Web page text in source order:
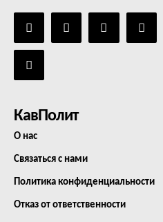
КавПолит
О нас
Связаться с нами
Политика конфиденциальности
Отказ от ответственности